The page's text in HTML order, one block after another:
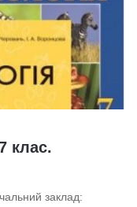
клас.
заклад: